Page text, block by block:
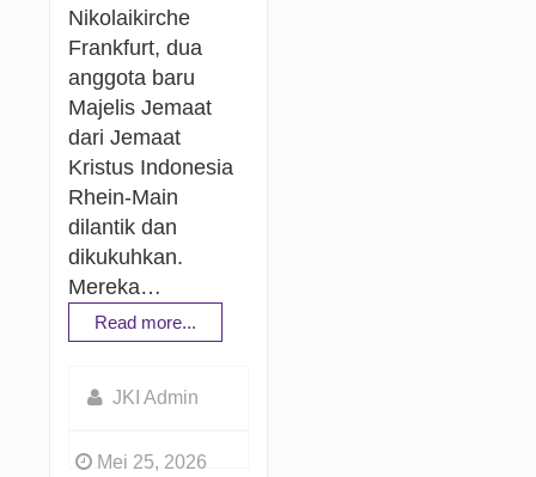
Nikolaikirche
Frankfurt, dua
anggota baru
Majelis Jemaat
dari Jemaat
Kristus Indonesia
Rhein-Main
dilantik dan
dikukuhkan.
Mereka…
Read more...
JKI Admin
Mei 25, 2026